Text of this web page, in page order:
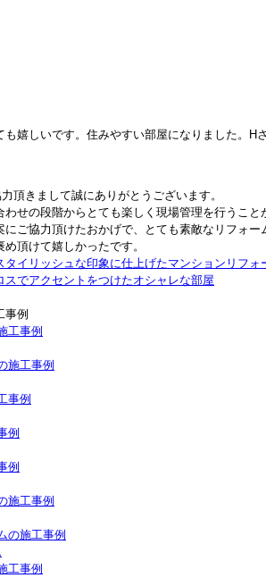
も嬉しいです。住みやすい部屋になりました。H
頂きまして誠にありがとうございます。
わせの段階からとても楽しく現場管理を行うこと
にご協力頂けたおかげで、とても素敵なリフォー
頂けて嬉しかったです。
タイリッシュな印象に仕上げたマンションリフォ
でアクセントをつけたオシャレな部屋
事例